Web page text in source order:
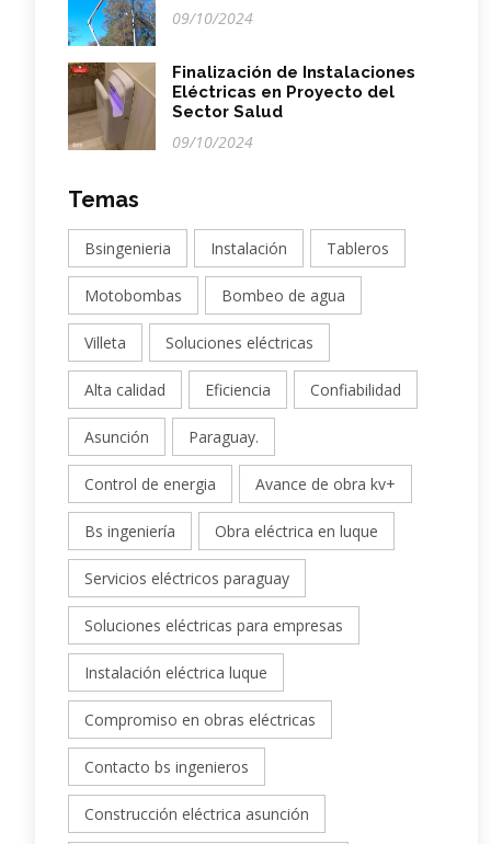
09/10/2024
Finalización de Instalaciones
Eléctricas en Proyecto del
Sector Salud
09/10/2024
Temas
Bsingenieria Instalación Tableros
Motobombas Bombeo de agua
Villeta Soluciones eléctricas
Alta calidad Eficiencia Confiabilidad
Asunción Paraguay.
Control de energia Avance de obra kv+
Bs ingeniería Obra eléctrica en luque
Servicios eléctricos paraguay
Soluciones eléctricas para empresas
Instalación eléctrica luque
Compromiso en obras eléctricas
Contacto bs ingenieros
Construcción eléctrica asunción